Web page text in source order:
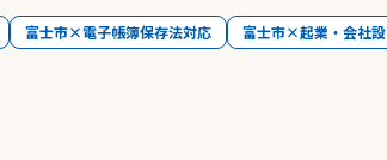
富士市×電子帳簿保存法対応
富士市×起業・会社